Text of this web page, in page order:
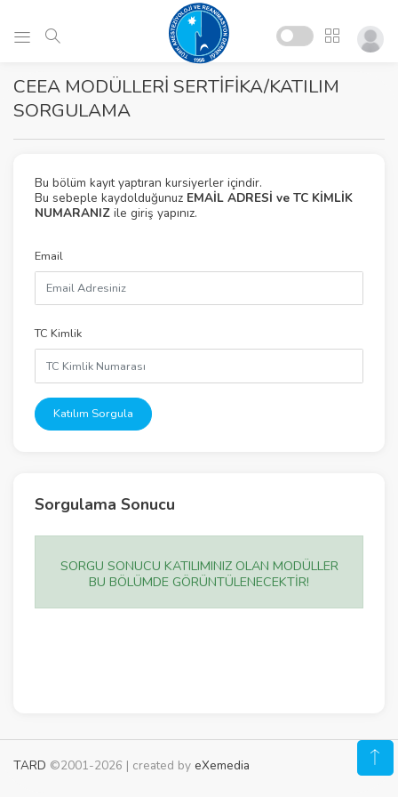
CEEA MODÜLLERİ SERTİFİKA/KATILIM
SORGULAMA
Bu bölüm kayıt yaptıran kursiyerler içindir.
Bu sebeple kaydolduğunuz EMAİL ADRESİ ve TC KİMLİK
NUMARANIZ ile giriş yapınız.
Email
TC Kimlik
Katılım Sorgula
Sorgulama Sonucu
SORGU SONUCU KATILIMINIZ OLAN MODÜLLER
BU BÖLÜMDE GÖRÜNTÜLENECEKTİR!
TARD ©2001-2026 | created by eXemedia